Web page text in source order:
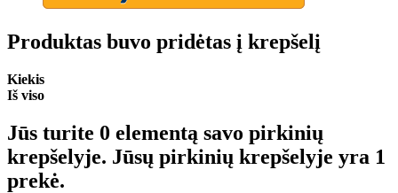
Produktas buvo pridėtas į krepšelį
Kiekis
Iš viso
Jūs turite 0 elementą savo pirkinių
krepšelyje. Jūsų pirkinių krepšelyje yra 1
prekė.